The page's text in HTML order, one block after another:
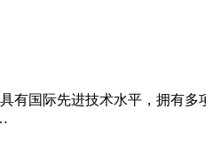
有国际先进技术水平，拥有